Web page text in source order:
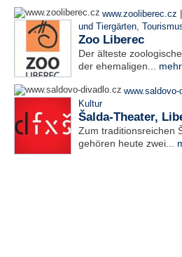
www.zooliberec.cz |
und Tiergärten,
Zoo Liberec
Der älteste
der ehemaligen... mehr
Kultur
Šalda-Theater,
Zum traditionsreichen
gehören heute zwei...